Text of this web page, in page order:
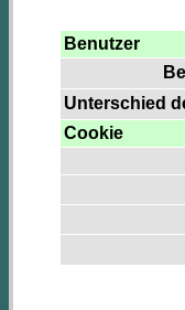
Benutzer
Unterschied
Cookie